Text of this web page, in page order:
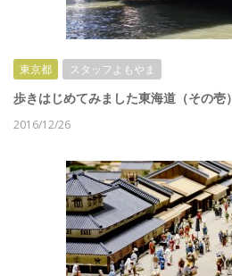
東京都 スタッフよもやま
歩きはじめてみました東海道（その壱）
2016/12/26